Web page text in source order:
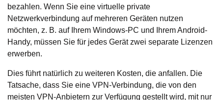
bezahlen. Wenn Sie eine virtuelle private
Netzwerkverbindung auf mehreren Geräten nutzen
möchten, z. B. auf Ihrem Windows-PC und Ihrem Android-
Handy, müssen Sie für jedes Gerät zwei separate Lizenzen
erwerben.
Dies führt natürlich zu weiteren Kosten, die anfallen. Die
Tatsache, dass Sie eine VPN-Verbindung, die von den
meisten VPN-Anbietern zur Verfügung gestellt wird, mit nur